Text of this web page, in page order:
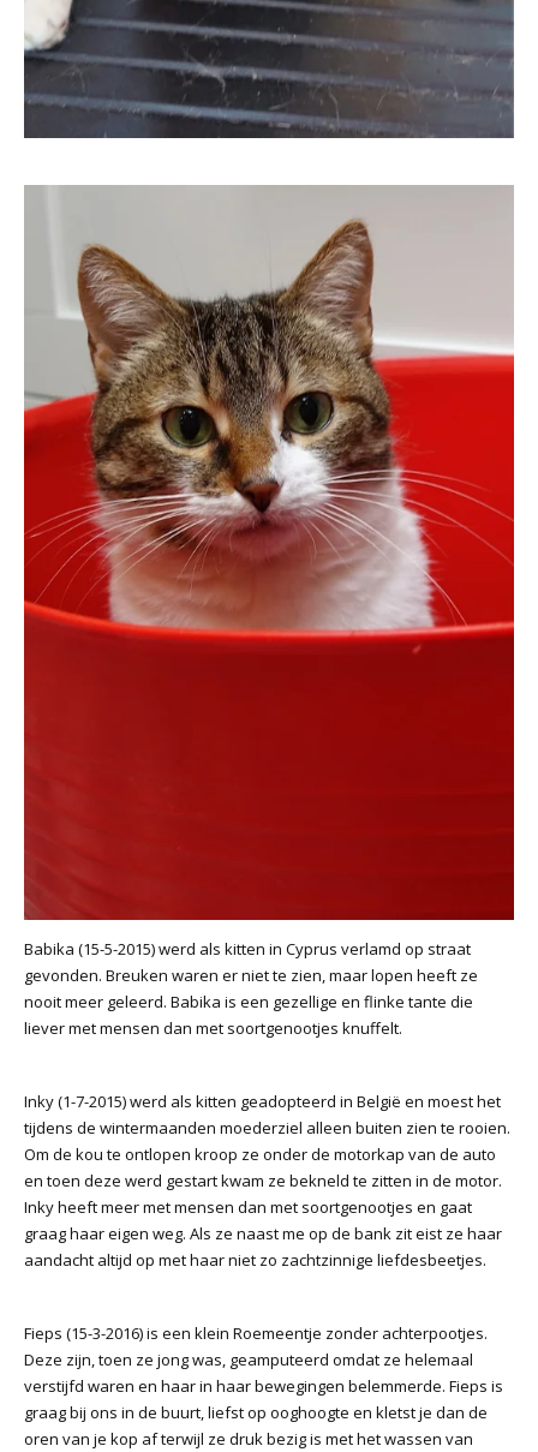
Babika (15-5-2015) werd als kitten in Cyprus verlamd op straat
gevonden. Breuken waren er niet te zien, maar lopen heeft ze
nooit meer geleerd. Babika is een gezellige en flinke tante die
liever met mensen dan met soortgenootjes knuffelt.
Inky (1-7-2015) werd als kitten geadopteerd in België en moest het
tijdens de wintermaanden moederziel alleen buiten zien te rooien.
Om de kou te ontlopen kroop ze onder de motorkap van de auto
en toen deze werd gestart kwam ze bekneld te zitten in de motor.
Inky heeft meer met mensen dan met soortgenootjes en gaat
graag haar eigen weg. Als ze naast me op de bank zit eist ze haar
aandacht altijd op met haar niet zo zachtzinnige liefdesbeetjes.
Fieps (15-3-2016) is een klein Roemeentje zonder achterpootjes.
Deze zijn, toen ze jong was, geamputeerd omdat ze helemaal
verstijfd waren en haar in haar bewegingen belemmerde. Fieps is
graag bij ons in de buurt, liefst op ooghoogte en kletst je dan de
oren van je kop af terwijl ze druk bezig is met het wassen van